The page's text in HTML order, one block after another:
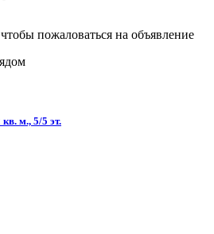
пожаловаться на объявление
м., 5/5 эт.